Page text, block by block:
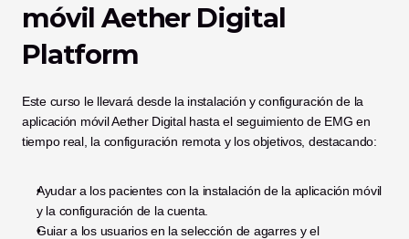
móvil Aether Digital
Platform
Este curso le llevará desde la instalación y configuración de la
aplicación móvil Aether Digital hasta el seguimiento de EMG en
tiempo real, la configuración remota y los objetivos, destacando:
Ayudar a los pacientes con la instalación de la aplicación móvil
y la configuración de la cuenta.
Guiar a los usuarios en la selección de agarres y el